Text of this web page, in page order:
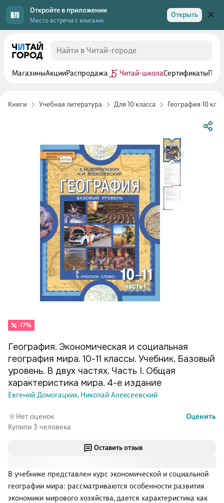
Откройте в приложении
Место встречи с книгами
Открыть
МагазиныАкцииРаспродажа Читай-школаСертификаты
Книги Учебная литература Для 10 класса География 10
Оставить отзыв
В учебнике представлен курс экономической и социальной
географии мира: рассматриваются особенности развития
экономики мирового хозяйства, дается характеристика как
-17%
География. Экономическая и социальная
география мира. 10-11 классы. Учебник. Базовый
уровень. В двух частях. Часть I. Общая
характеристика мира. 4-е издание
Евгений Домогацких, Николай Алексеевский
Нет оценок
Оценить
Купили 3 человека